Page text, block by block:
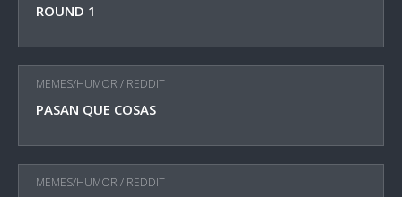
ROUND 1
MEMES/HUMOR / REDDIT
PASAN QUE COSAS
MEMES/HUMOR / REDDIT